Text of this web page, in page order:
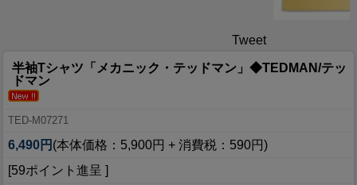
Tweet
半袖Tシャツ「メカニック・テッドマン」◆TEDMAN/テッ
ドマン
TED-M07271
6,490円 (本体価格：5,900円 + 消費税：590円)
[59ポイント進呈 ]